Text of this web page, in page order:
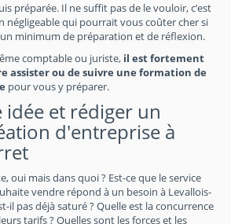
préparée. Il ne suffit pas de le vouloir, c’est
négligeable qui pourrait vous coûter cher si
minimum de préparation et de réflexion.
comptable ou juriste, il est fortement
assister ou de suivre une formation de
pour vous y préparer.
et rédiger un
d'entreprise à
oui mais dans quoi ? Est-ce que le service
vendre répond à un besoin à Levallois-
il pas déjà saturé ? Quelle est la concurrence
tarifs ? Quelles sont les forces et les